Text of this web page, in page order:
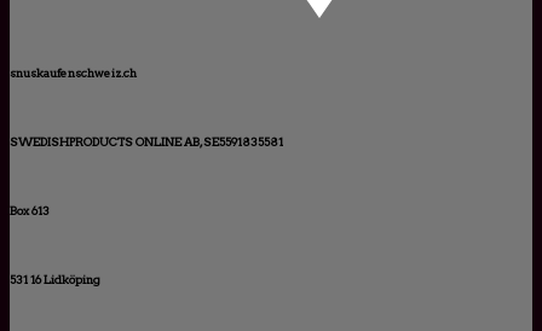
snuskaufenschweiz.ch
SWEDISHPRODUCTS ONLINE AB, SE5591835581
Box 613
531 16 Lidköping